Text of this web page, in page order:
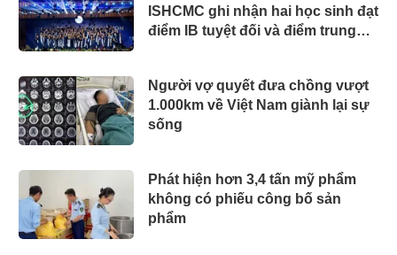
ISHCMC ghi nhận hai học sinh đạt
điểm IB tuyệt đối và điểm trung
Người vợ quyết đưa chồng vượt
1.000km về Việt Nam giành lại sự
sống
Phát hiện hơn 3,4 tấn mỹ phẩm
không có phiếu công bố sản
phẩm